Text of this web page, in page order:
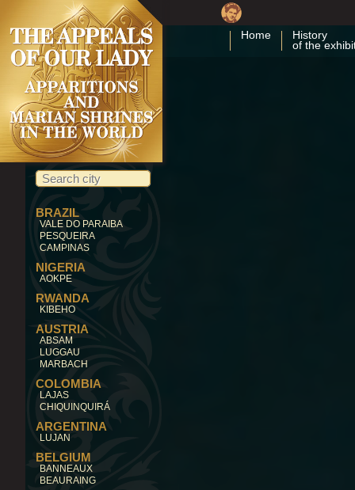
Home
History
of the
BRAZIL
VALE DO PARAIBA
PESQUEIRA
CAMPINAS
NIGERIA
AOKPE
RWANDA
KIBEHO
AUSTRIA
ABSAM
LUGGAU
MARBACH
COLOMBIA
LAJAS
CHIQUINQUIRÁ
ARGENTINA
LUJAN
BELGIUM
BANNEAUX
BEAURAING